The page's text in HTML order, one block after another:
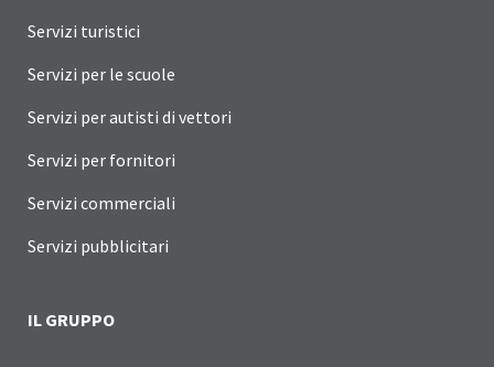
Servizi turistici
Servizi per le scuole
Servizi per autisti di vettori
Servizi per fornitori
Servizi commerciali
Servizi pubblicitari
IL GRUPPO